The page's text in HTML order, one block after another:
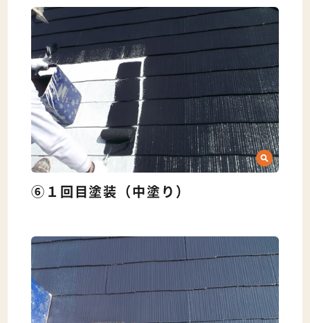
⑥１回目塗装（中塗り）